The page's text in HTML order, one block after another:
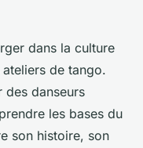
dans la culture
de tango.
des danseurs
les bases du
son histoire, son